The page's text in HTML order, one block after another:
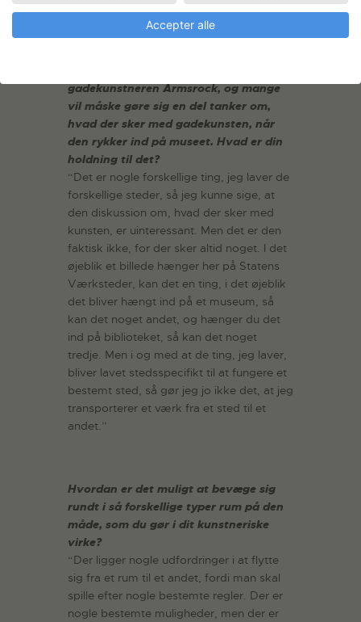
OLYMPUS DIGITAL CAMERA
gadekunstneren Armsrock, og mange
vil måske gøre sig en del tanker om,
hvad der sker med gadekunsten, når
den rykker ind på museet. Hvad er din
holdning til det?
“Det er nogle forskellige ting, jeg laver de
forskellige steder, så jeg kunne sige, at
den diskussion om, hvad der sker med
kunsten, er uinteressant. Men det er den
faktisk ikke, for der sker altid noget. I det
øjeblik et billede hænger her på Statens
Værksteder, kan det en ting, i det øjeblik
det bliver hængt ind på et museum, så
kan det noget andet, og hænger du det
ind på biblioteket, så kan det noget
tredje. Men i og med at de ting, jeg laver,
bliver lavet stedsspecifikt til at fungere et
bestemt sted, så gør jeg jo ikke det, at jeg
transporterer et værk fra et sted til et
andet.”
Hvordan er det muligt at bevæge sig
rundt i så forskellige typer rum på den
måde, som du gør i dit kunstneriske
virke?
“Der ligger nogle udfordringer i at flytte
sig fra et rum til et andet, fordi man skal
spille efter nogle bestemte regler. Der er
nogle bestemte muligheder, men der er
Accepter alle